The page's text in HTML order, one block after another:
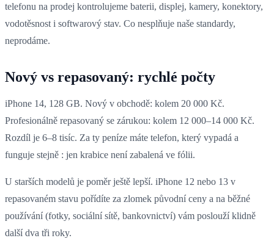
telefonu na prodej kontrolujeme baterii, displej, kamery, konektory,
vodotěsnost i softwarový stav. Co nesplňuje naše standardy,
neprodáme.
Nový vs repasovaný: rychlé počty
iPhone 14, 128 GB. Nový v obchodě: kolem 20 000 Kč.
Profesionálně repasovaný se zárukou: kolem 12 000–14 000 Kč.
Rozdíl je 6–8 tisíc. Za ty peníze máte telefon, který vypadá a
funguje stejně : jen krabice není zabalená ve fólii.
U starších modelů je poměr ještě lepší. iPhone 12 nebo 13 v
repasovaném stavu pořídíte za zlomek původní ceny a na běžné
používání (fotky, sociální sítě, bankovnictví) vám poslouží klidně
další dva tři roky.